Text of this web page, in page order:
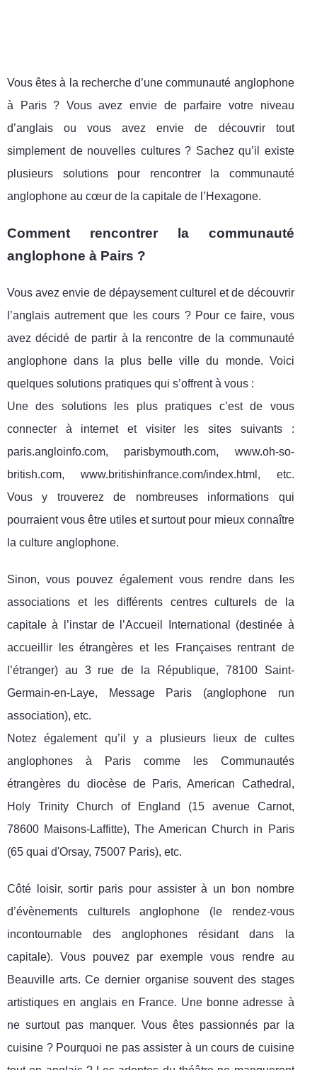
Vous êtes à la recherche d’une communauté anglophone
à Paris ? Vous avez envie de parfaire votre niveau
d’anglais ou vous avez envie de découvrir tout
simplement de nouvelles cultures ? Sachez qu’il existe
plusieurs solutions pour rencontrer la communauté
anglophone au cœur de la capitale de l’Hexagone.
Comment rencontrer la communauté
anglophone à Pairs ?
Vous avez envie de dépaysement culturel et de découvrir
l’anglais autrement que les cours ? Pour ce faire, vous
avez décidé de partir à la rencontre de la communauté
anglophone dans la plus belle ville du monde. Voici
quelques solutions pratiques qui s’offrent à vous :
Une des solutions les plus pratiques c’est de vous
connecter à internet et visiter les sites suivants :
paris.angloinfo.com, parisbymouth.com, www.oh-so-
british.com, www.britishinfrance.com/index.html, etc.
Vous y trouverez de nombreuses informations qui
pourraient vous être utiles et surtout pour mieux connaître
la culture anglophone.
Sinon, vous pouvez également vous rendre dans les
associations et les différents centres culturels de la
capitale à l’instar de l’Accueil International (destinée à
accueillir les étrangères et les Françaises rentrant de
l’étranger) au 3 rue de la République, 78100 Saint-
Germain-en-Laye, Message Paris (anglophone run
association), etc.
Notez également qu’il y a plusieurs lieux de cultes
anglophones à Paris comme les Communautés
étrangères du diocèse de Paris, American Cathedral,
Holy Trinity Church of England (15 avenue Carnot,
78600 Maisons-Laffitte), The American Church in Paris
(65 quai d'Orsay, 75007 Paris), etc.
Côté loisir, sortir paris pour assister à un bon nombre
d’évènements culturels anglophone (le rendez-vous
incontournable des anglophones résidant dans la
capitale). Vous pouvez par exemple vous rendre au
Beauville arts. Ce dernier organise souvent des stages
artistiques en anglais en France. Une bonne adresse à
ne surtout pas manquer. Vous êtes passionnés par la
cuisine ? Pourquoi ne pas assister à un cours de cuisine